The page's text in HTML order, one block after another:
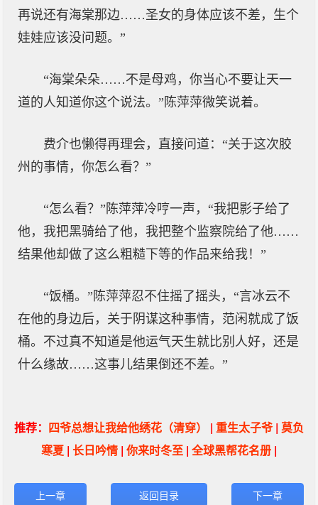
再说还有海棠那边……圣女的身体应该不差，生个
娃娃应该没问题。”
“海棠朵朵……不是母鸡，你当心不要让天一
道的人知道你这个说法。”陈萍萍微笑说着。
费介也懒得再理会，直接问道：“关于这次胶
州的事情，你怎么看？”
“怎么看？”陈萍萍冷哼一声，“我把影子给了
他，我把黑骑给了他，我把整个监察院给了他……
结果他却做了这么粗糙下等的作品来给我！”
“饭桶。”陈萍萍忍不住摇了摇头，“言冰云不
在他的身边后，关于阴谋这种事情，范闲就成了饭
桶。不过真不知道是他运气天生就比别人好，还是
什么缘故……这事儿结果倒还不差。”
推荐： 四爷总想让我给他绣花（清穿） | 重生太子爷| 莫负
寒夏 | 长日吟情 | 你来时冬至 | 全球黑帮花名册 |
上一章 返回目录 下一章